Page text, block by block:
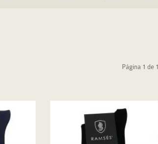
Página 1 de 1